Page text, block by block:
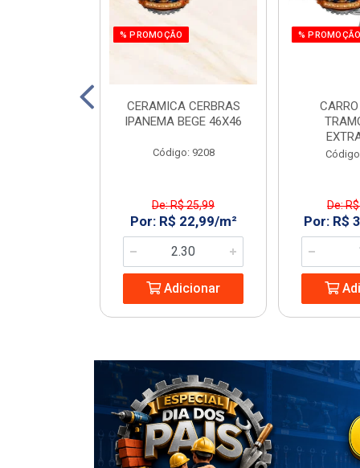
% PROMOÇÃO
CERAMICA CERBRAS
IPANEMA BEGE 46X46
Código: 9208
De: R$ 25,99
Por: R$ 22,99/m²
Adicionar
%
De:
Por: R$